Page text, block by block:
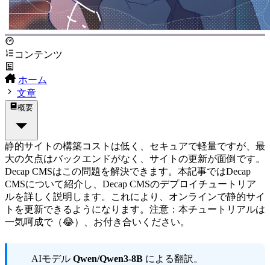
コンテンツ
ホーム
文章
概要
静的サイトの構築コストは低く、セキュアで軽量ですが、最
大の欠点はバックエンドがなく、サイトの更新が面倒です。
Decap CMSはこの問題を解決できます。本記事ではDecap
CMSについて紹介し、Decap CMSのデプロイチュートリア
ルを詳しく説明します。これにより、オンラインで静的サイ
トを更新できるようになります。注意：本チュートリアルは
一気呵成で（😂）、お付き合いください。
AIモデル Qwen/Qwen3-8B による翻訳。